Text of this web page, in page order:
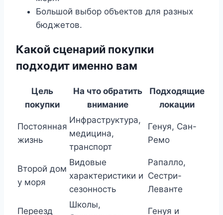
Большой выбор объектов для разных
бюджетов.
Какой сценарий покупки
подходит именно вам
Цель
покупки
На что обратить
внимание
Подходящие
локации
Постоянная
жизнь
Инфраструктура,
медицина,
транспорт
Генуя, Сан-
Ремо
Второй дом
у моря
Видовые
характеристики и
сезонность
Рапалло,
Сестри-
Леванте
Переезд
Школы,
Генуя и